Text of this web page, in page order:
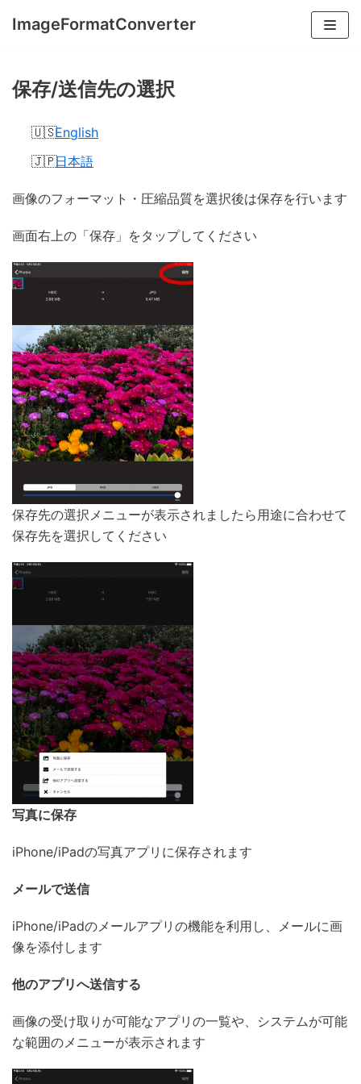
コ
ン
ツ
プ
ImageFormatConverter
保存/送信先の選択
English
日本語
画像のフォーマット・圧縮品質を選択後は保存を行います
画面右上の「保存」をタップしてください
保存先の選択メニューが表示されましたら用途に合わせて
保存先を選択してください
写真に保存
iPhone/iPadの写真アプリに保存されます
メールで送信
iPhone/iPadのメールアプリの機能を利用し、メールに画
像を添付します
他のアプリへ送信する
画像の受け取りが可能なアプリの一覧や、システムが可能
な範囲のメニューが表示されます